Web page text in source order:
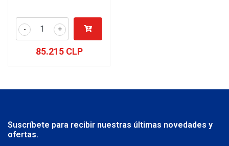
+
-
85.215 CLP
Suscríbete para recibir nuestras últimas novedades y
ofertas.